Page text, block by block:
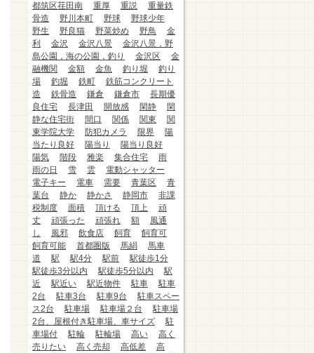
都筑区荏田南
重厚 重説
重量鉄
骨造
野川本町 野球
野球少年
野生
野良猫 野菜炒め 野鳥
金
利
金沢 金沢八景
金沢八景，野
島公園，海の公園，釣り
金沢区
金
融機関
金額 金魚 釣り堀
釣り
場
釣堀 鉄町
鉄筋コンクリート
造
鉄骨造 鎌倉 鎌倉市
長期優
良住宅
長津田 開放感 閑静
閑
静な住宅街
間口 関係 関東
関
東学院大学
防犯カメラ 限界
陽
当たり良好
陽当り
陽当り良好
陽気
階段 雅楽 集合住宅
雨
雨の日
雪 雲
電動シャッター
電子キー
電車 需要 青葉区
青
葉台
静か 静かさ 静岡市
非課
税制度
面積 頂ける 頂上
頑
丈
頑張った 頑張れ 額
風通
し
風邪 飲食店 飼育
飼育可
飼育可能
首都圏版 馬絹
馬車
道
駅 駅4分 駅前
駅徒歩1分
駅徒歩3分以内
駅徒歩5分以内
駅
近
駅近い 駅近物件 駐車
駐車
2台
駐車3台 駐車9台
駐車スペー
ス2台
駐車場 駐車場２台
駐車場
2台、屋根付き駐車場、車サイズ
駐
車場付
駐輪 駐輪場 高い
高く
売りたい
高く売却 高低差
高